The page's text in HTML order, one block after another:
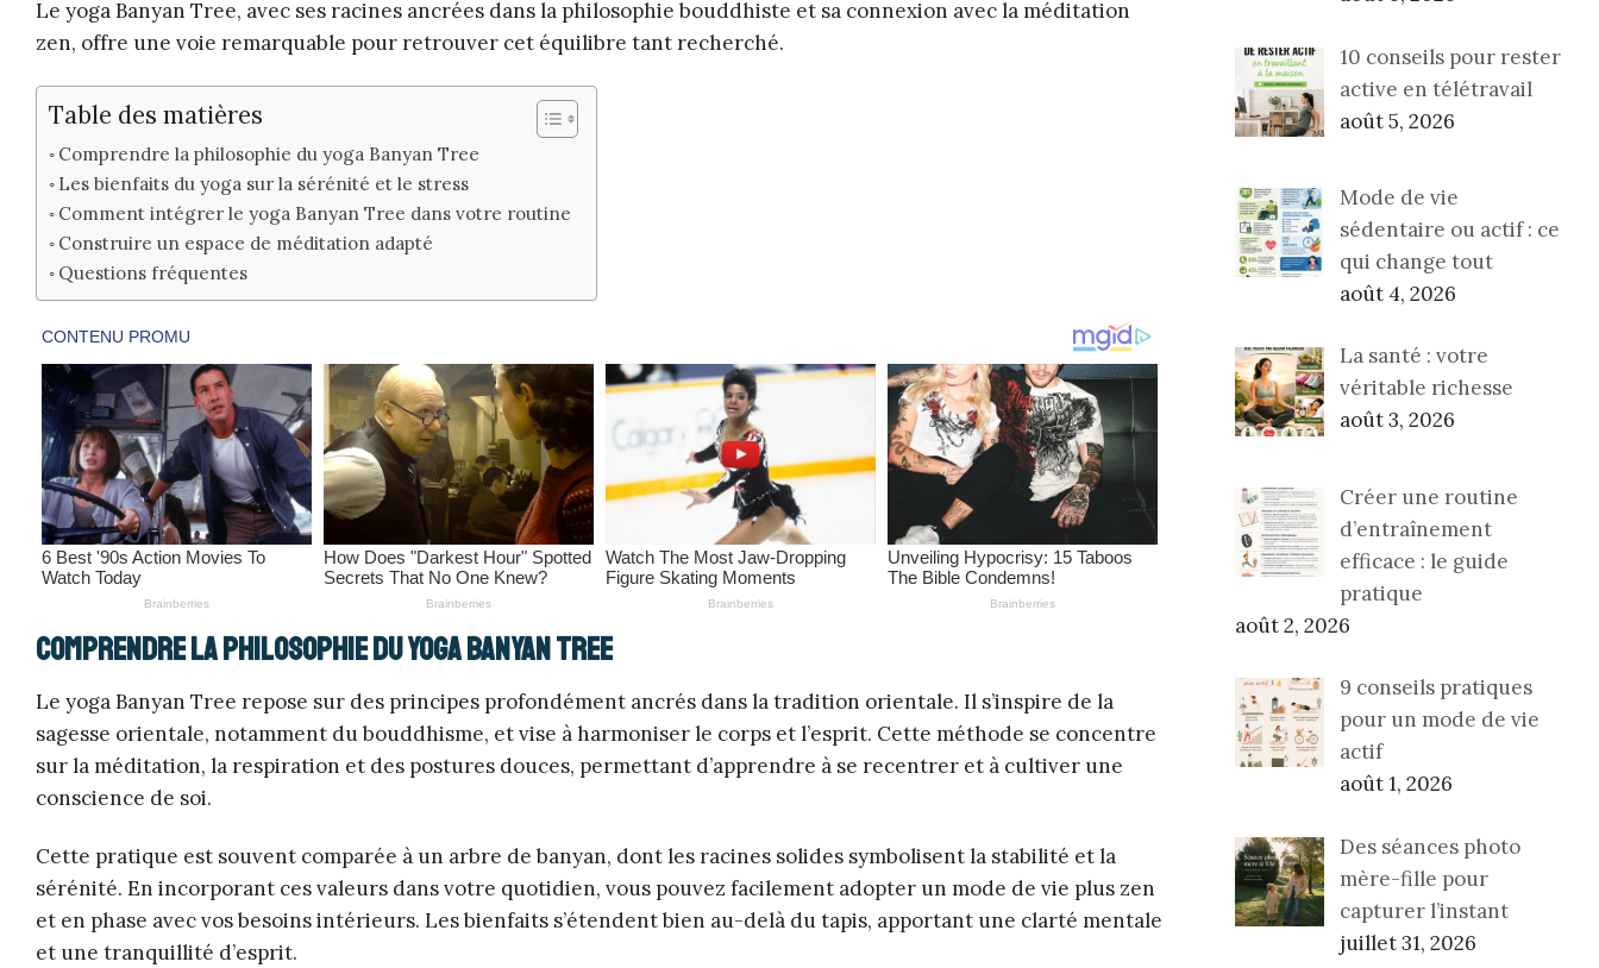
Le yoga Banyan Tree, avec ses racines ancrées dans la philosophie bouddhiste et sa connexion avec la méditation
zen, offre une voie remarquable pour retrouver cet équilibre tant recherché.
Table des matières
Comprendre la philosophie du yoga Banyan Tree
Les bienfaits du yoga sur la sérénité et le stress
Comment intégrer le yoga Banyan Tree dans votre routine
Construire un espace de méditation adapté
Questions fréquentes
Comprendre la philosophie du yoga Banyan Tree
Le yoga Banyan Tree repose sur des principes profondément ancrés dans la tradition orientale. Il s’inspire de la
sagesse orientale, notamment du bouddhisme, et vise à harmoniser le corps et l’esprit. Cette méthode se concentre
sur la méditation, la respiration et des postures douces, permettant d’apprendre à se recentrer et à cultiver une
conscience de soi.
Cette pratique est souvent comparée à un arbre de banyan, dont les racines solides symbolisent la stabilité et la
sérénité. En incorporant ces valeurs dans votre quotidien, vous pouvez facilement adopter un mode de vie plus zen
et en phase avec vos besoins intérieurs. Les bienfaits s’étendent bien au-delà du tapis, apportant une clarté mentale
et une tranquillité d’esprit.
10 conseils pour rester
active en télétravail
août 5, 2026
Mode de vie
sédentaire ou actif : ce
qui change tout
août 4, 2026
La santé : votre
véritable richesse
août 3, 2026
Créer une routine
d’entraînement
efficace : le guide
pratique
août 2, 2026
9 conseils pratiques
pour un mode de vie
actif
août 1, 2026
Des séances photo
mère-fille pour
capturer l’instant
juillet 31, 2026